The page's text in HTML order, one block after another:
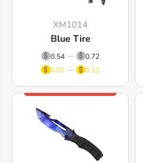
XM1014
Blue Tire
0.54
0.72
0.01
0.12